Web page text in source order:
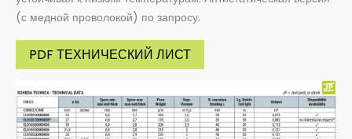
(с медной проволокой) по запросу.
PDF ТЕХНИЧЕСКИЙ ЛИСТ